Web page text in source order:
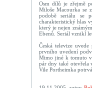
Osm dílů je zřejmě
Miloše Macourka se
podobě seriálu se
charakteristický hlas
který je nejen
Ebenů. Seriál vznikl
Česká televize
prvního uvedení
Mimo jiné k tomuto
pár dny také otevřela
Vile Portheimka